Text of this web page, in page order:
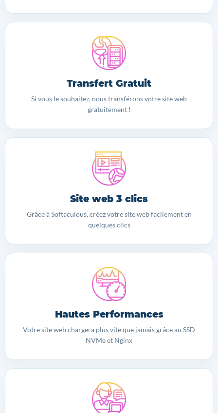
Transfert Gratuit
Si vous le souhaitez, nous transférons votre site web
gratuitement !
Site web 3 clics
Grâce à Softaculous, créez votre site web facilement en
quelques clics
Hautes Performances
Votre site web chargera plus vite que jamais grâce au SSD
NVMe et Nginx